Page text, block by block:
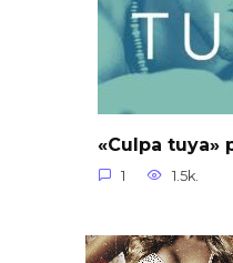
«Culpa tuya»
1 1.5k.